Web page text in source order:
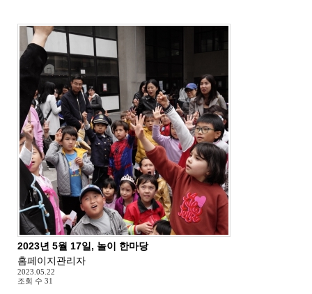
2023년 5월 17일, 놀이 한마당
홈페이지관리자
2023.05.22
조회 수 31